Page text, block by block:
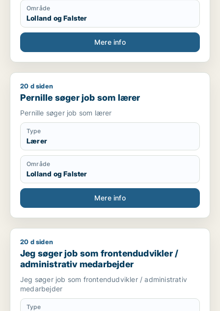
coordination, quality control, cooperation with
subcontractors and reading technical drawings.
Core Competencies
Operational Management • Team Leadership • Sales
Management • HR Management • Business
Development • Customer Relationship Management •
Project Coordination • Quality Assurance •
Område
Lolland og Falster
Mere info
Pernille søger job som lærer
20 d siden
Pernille søger job som lærer
Pernille søger job som lærer
Type
Lærer
Område
Lolland og Falster
Mere info
Jeg søger job som frontendudvikler / administrativ
20 d siden
Jeg søger job som frontendudvikler /
administrativ medarbejder
Jeg søger job som frontendudvikler / administrativ
medarbejder
Type